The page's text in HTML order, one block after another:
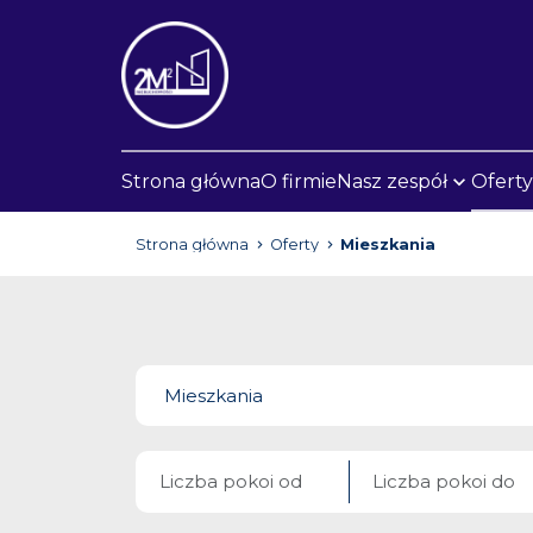
Strona głównaO firmieNasz zespół Oferty
Strona główna Oferty Mieszkania